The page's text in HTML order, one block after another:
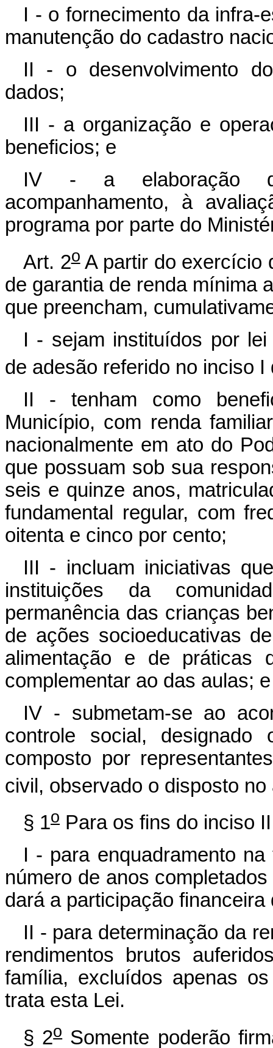
I - o fornecimento da infra-
manutenção do cadastro
II - o desenvolvimento
dados;
III - a organização e
beneficios; e
IV - a elaboração
acompanhamento, à
programa por parte do
Art. 2oA partir do exercício
de garantia de renda mínima
que preencham,
I - sejam instituídos por
de adesão referido no inciso I
II - tenham como
Município, com renda
nacionalmente em ato do
que possuam sob sua
seis e quinze anos,
fundamental regular, com
oitenta e cinco por cento;
III - incluam iniciativas
instituições da
permanência das crianças
de ações socioeducativas
alimentação e de práticas
complementar ao das aulas; e
IV - submetam-se ao
controle social, designado
composto por
civil, observado o disposto no
§ 1o Para os fins do inciso
I - para enquadramento
número de anos
dará a participação financeira
II - para determinação da
rendimentos brutos
família, excluídos apenas
trata esta Lei.
§ 2oSomente poderão